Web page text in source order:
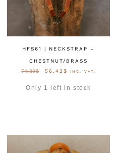
HFS61 | NECKSTRAP –
CHESTNUT/BRASS
74,83$ 56,42 $ INC. VAT.
Only 1 left in stock